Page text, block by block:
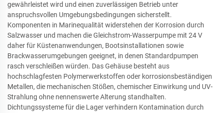
gewährleistet wird und einen zuverlässigen Betrieb unter
anspruchsvollen Umgebungsbedingungen sicherstellt.
Komponenten in Marinequalität widerstehen der Korrosion durch
Salzwasser und machen die Gleichstrom-Wasserpumpe mit 24 V
daher für Küstenanwendungen, Bootsinstallationen sowie
Brackwasserumgebungen geeignet, in denen Standardpumpen
rasch verschleißen würden. Das Gehäuse besteht aus
hochschlagfesten Polymerwerkstoffen oder korrosionsbeständigen
Metallen, die mechanischen Stößen, chemischer Einwirkung und UV-
Strahlung ohne nennenswerte Alterung standhalten.
Dichtungssysteme für die Lager verhindern Kontamination durch